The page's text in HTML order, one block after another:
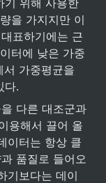
을 가지지만 이
표하기에는 근
터에 낮은 가중
가중평균을
다.
다른 대조군과
용해서 끌어 올
이터는 항상 클
품질로 들어오
기보다는 데이